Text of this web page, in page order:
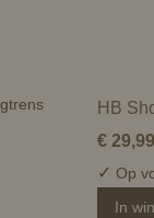
HB
€ 29,99
✓ Op
In